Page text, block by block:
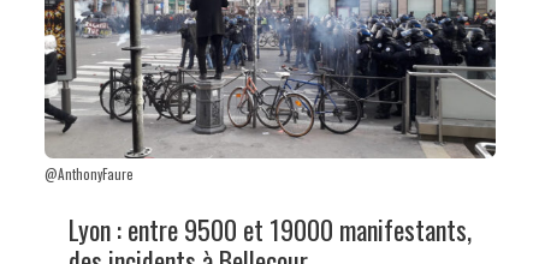
@AnthonyFaure
Lyon : entre 9500 et 19000 manifestants,